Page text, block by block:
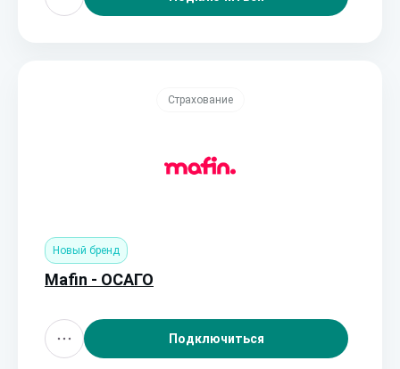
Страхование
Новый бренд
Mafin - ОСАГО
Подключиться